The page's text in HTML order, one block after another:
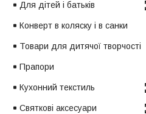
Для дітей і батьків
Конверт в коляску і в санки
Товари для дитячої творчості
Прапори
Кухонний текстиль
Святкові аксесуари